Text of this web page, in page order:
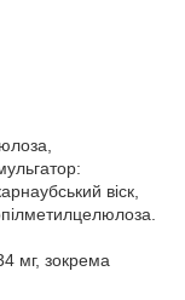
віск,
мг, зокрема